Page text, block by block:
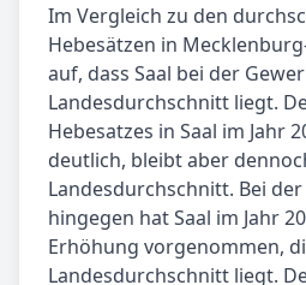
Im Vergleich zu den
Hebesätzen in
auf, dass Saal bei der
Landesdurchschnitt liegt.
Hebesatzes in Saal im Jahr
deutlich, bleibt aber
Landesdurchschnitt. Bei
hingegen hat Saal im Jahr
Erhöhung vorgenommen,
Landesdurchschnitt liegt.